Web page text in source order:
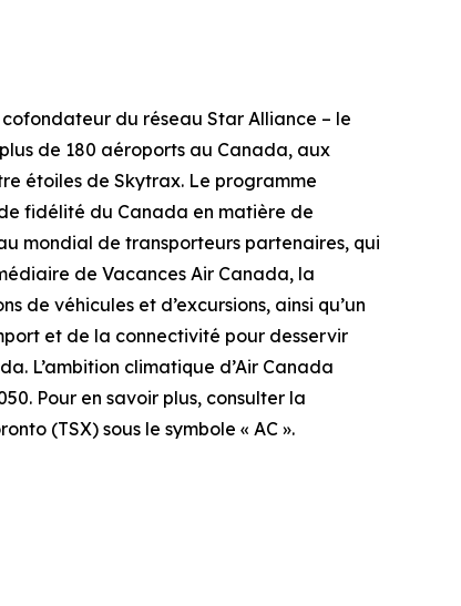
du réseau Star Alliance – le
de 180 aéroports au Canada, aux
étoiles de Skytrax. Le programme
fidélité du Canada en matière de
mondial de transporteurs partenaires, qui
de Vacances Air Canada, la
véhicules et d’excursions, ainsi qu’un
et de la connectivité pour desservir
L’ambition climatique d’Air Canada
Pour en savoir plus, consulter la
(TSX) sous le symbole « AC ».